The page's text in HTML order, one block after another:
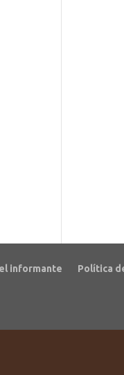
informante Política